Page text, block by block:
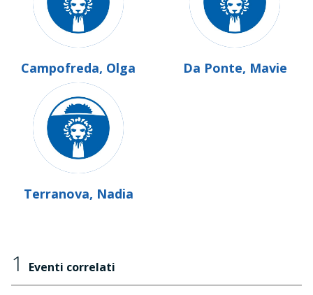
Campofreda, Olga Da Ponte, Mavie
Terranova, Nadia
1 Eventi correlati